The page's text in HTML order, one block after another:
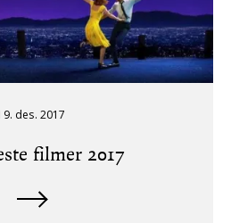
des. 2017
filmer 2017